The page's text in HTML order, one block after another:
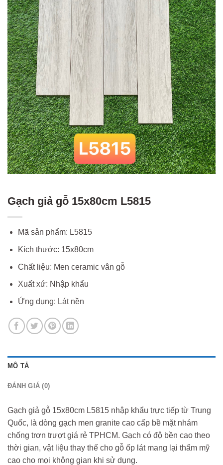
Gạch giả gỗ 15x80cm L5815
Mã sản phẩm: L5815
Kích thước: 15x80cm
Chất liệu: Men ceramic vân gỗ
Xuất xứ: Nhập khẩu
Ứng dụng: Lát nền
MÔ TẢ
ĐÁNH GIÁ (0)
Gạch giả gỗ 15x80cm L5815 nhập khẩu trực tiếp từ Trung
Quốc, là dòng gạch men granite cao cấp bề mặt nhám
chống trơn trượt giá rẻ TPHCM. Gạch có độ bền cao theo
thời gian, vật liệu thay thế cho gỗ ốp lát mang lại thẩm mỹ
cao cho mọi không gian khi sử dụng.